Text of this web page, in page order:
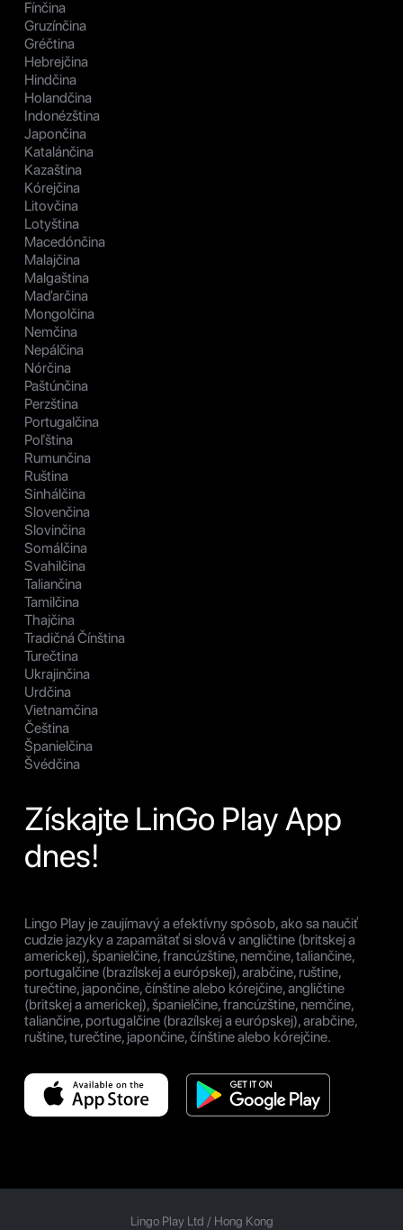
Fínčina
Gruzínčina
Gréčtina
Hebrejčina
Hindčina
Holandčina
Indonézština
Japončina
Katalánčina
Kazaština
Kórejčina
Litovčina
Lotyština
Macedónčina
Malajčina
Malgaština
Maďarčina
Mongolčina
Nemčina
Nepálčina
Nórčina
Paštúnčina
Perzština
Portugalčina
Poľština
Rumunčina
Ruština
Sinhálčina
Slovenčina
Slovinčina
Somálčina
Svahilčina
Taliančina
Tamilčina
Thajčina
Tradičná Čínština
Turečtina
Ukrajinčina
Urdčina
Vietnamčina
Čeština
Španielčina
Švédčina
Získajte LinGo Play App
dnes!
Lingo Play je zaujímavý a efektívny spôsob, ako sa naučiť
cudzie jazyky a zapamätať si slová v angličtine (britskej a
americkej), španielčine, francúzštine, nemčine, taliančine,
portugalčine (brazílskej a európskej), arabčine, ruštine,
turečtine, japončine, čínštine alebo kórejčine, angličtine
(britskej a americkej), španielčine, francúzštine, nemčine,
taliančine, portugalčine (brazílskej a európskej), arabčine,
ruštine, turečtine, japončine, čínštine alebo kórejčine.
Lingo Play Ltd / Hong Kong